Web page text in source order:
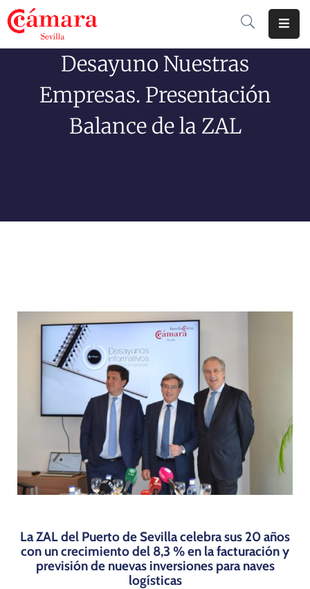
Comercio
Programas
Desayuno Nuestras
Empresas. Presentación
Balance de la ZAL
La ZAL del Puerto de Sevilla celebra sus 20 años
con un crecimiento del 8,3 % en la facturación y
previsión de nuevas inversiones para naves
logísticas